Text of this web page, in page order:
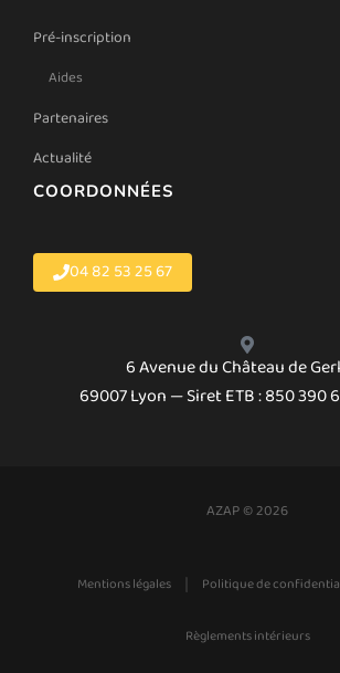
Pré-inscription
Aides
Partenaires
Actualité
COORDONNÉES
04 82 53 25 67
6 Avenue du Château de
69007 Lyon — Siret ETB : 850 390
AZAP © 2026
Mentions légales | Politique de
Règlements intérieurs